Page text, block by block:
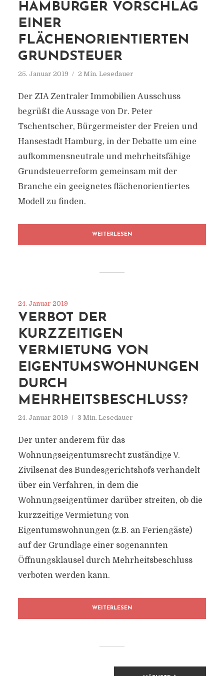
AMBURGER VORSCHLAG E
INER F
LÄCHENORIENTIERTEN G
RUNDSTEUER
25. Januar 2019 2 Min. Lesedauer
Der ZIA Zentraler Immobilien Ausschuss
begrüßt die Aussage von Dr. Peter
Tschentscher, Bürgermeister der Freien und
Hansestadt Hamburg, in der Debatte um eine
aufkommensneutrale und mehrheitsfähige
Grundsteuerreform gemeinsam mit der
Branche ein geeignetes flächenorientiertes
Modell zu finden.
WEITERLESEN
24. Januar 2019
VERBOT DER
KURZZEITIGEN
VERMIETUNG VON
EIGENTUMSWOHNUNGEN
DURCH
MEHRHEITSBESCHLUSS?
24. Januar 2019 3 Min. Lesedauer
Der unter anderem für das
Wohnungseigentumsrecht zuständige V.
Zivilsenat des Bundesgerichtshofs verhandelt
über ein Verfahren, in dem die
Wohnungseigentümer darüber streiten, ob die
kurzzeitige Vermietung von
Eigentumswohnungen (z.B. an Feriengäste)
auf der Grundlage einer sogenannten
Öffnungsklausel durch Mehrheitsbeschluss
verboten werden kann.
WEITERLESEN